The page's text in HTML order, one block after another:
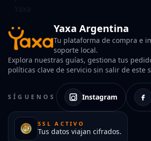
Yaxa Argentina
Tu plataforma de compra e
soporte local.
Explora nuestras guías, gestiona tus
políticas clave de servicio sin salir de este
SÍGUENOS Instagram
SSL ACTIVO
Tus datos viajan cifrados.